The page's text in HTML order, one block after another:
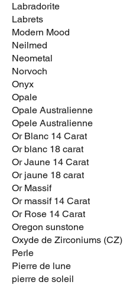
Labradorite
Labrets
Modern Mood
Neilmed
Neometal
Norvoch
Onyx
Opale
Opale Australienne
Opele Australienne
Or Blanc 14 Carat
Or blanc 18 carat
Or Jaune 14 Carat
Or jaune 18 carat
Or Massif
Or massif 14 Carat
Or Rose 14 Carat
Oregon sunstone
Oxyde de Zirconiums (CZ)
Perle
Pierre de lune
pierre de soleil